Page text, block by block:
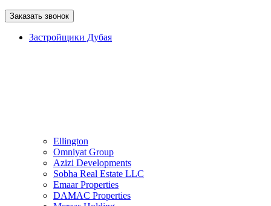
Заказать звонок
Застройщики Дубая
Ellington
Omniyat Group
Azizi Developments
Sobha Real Estate LLC
Emaar Properties
DAMAC Properties